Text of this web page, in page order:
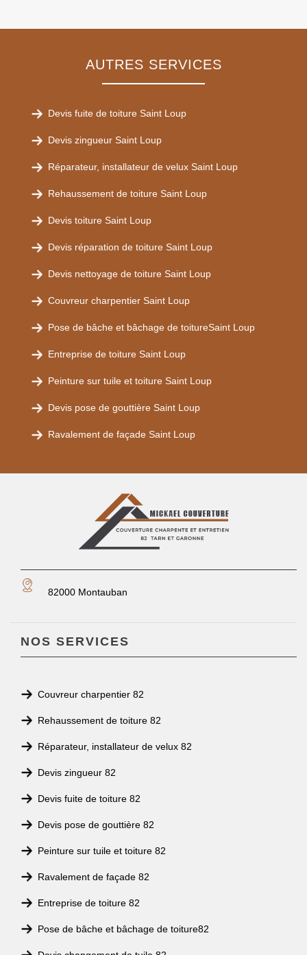
AUTRES SERVICES
Devis fuite de toiture Saint Loup
Devis zingueur Saint Loup
Réparateur, installateur de velux Saint Loup
Rehaussement de toiture Saint Loup
Devis toiture Saint Loup
Devis réparation de toiture Saint Loup
Devis nettoyage de toiture Saint Loup
Couvreur charpentier Saint Loup
Pose de bâche et bâchage de toitureSaint Loup
Entreprise de toiture Saint Loup
Peinture sur tuile et toiture Saint Loup
Devis pose de gouttière Saint Loup
Ravalement de façade Saint Loup
82000 Montauban
NOS SERVICES
Couvreur charpentier 82
Rehaussement de toiture 82
Réparateur, installateur de velux 82
Devis zingueur 82
Devis fuite de toiture 82
Devis pose de gouttière 82
Peinture sur tuile et toiture 82
Ravalement de façade 82
Entreprise de toiture 82
Pose de bâche et bâchage de toiture82